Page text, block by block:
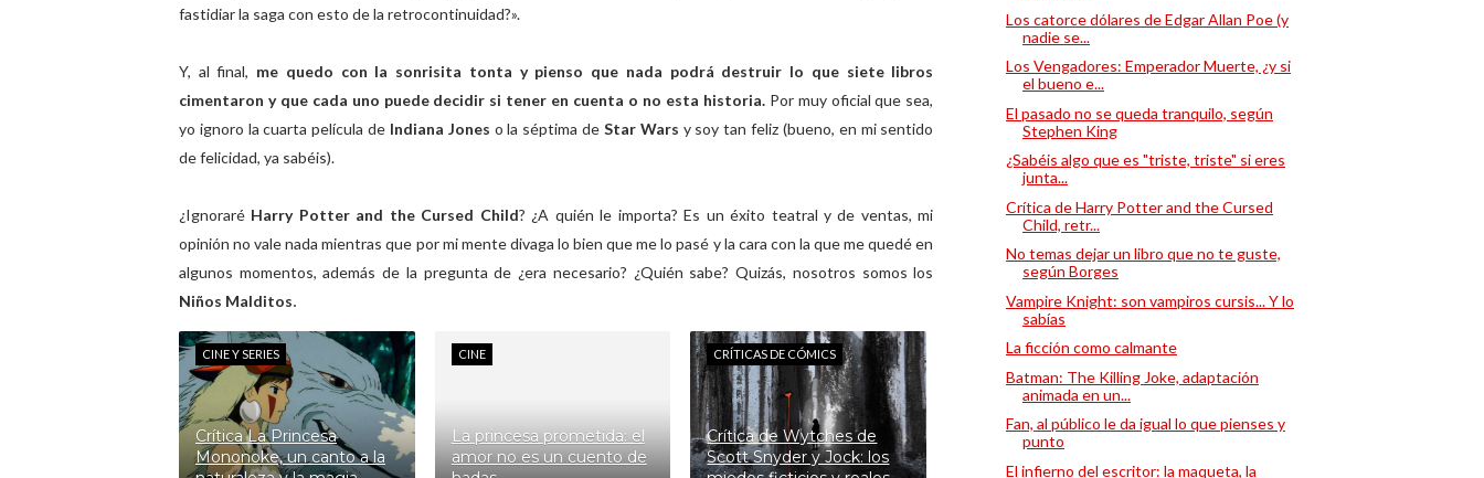
fastidiar la saga con esto de la retrocontinuidad?».
Y, al final, me quedo con la sonrisita tonta y pienso que nada podrá destruir lo que siete libros
cimentaron y que cada uno puede decidir si tener en cuenta o no esta historia.Por muy oficial que sea,
yo ignoro la cuarta película de Indiana Jones o la séptima de Star Wars y soy tan feliz (bueno, en mi sentido
de felicidad, ya sabéis).
¿Ignoraré Harry Potter and the Cursed Child? ¿A quién le importa? Es un éxito teatral y de ventas, mi
opinión no vale nada mientras que por mi mente divaga lo bien que me lo pasé y la cara con la que me quedé en
algunos momentos, además de la pregunta de ¿era necesario? ¿Quién sabe? Quizás, nosotros somos los
Niños Malditos.
CINE Y SERIES
Crítica La Princesa
Mononoke, un canto a la
CINE
La princesa prometida: el
amor no es un cuento de
CRÍTICAS DE CÓMICS
Crítica de Wytches de
Scott Snyder y Jock: los
Los catorce dólares de Edgar Allan Poe (y
nadie se...
Los Vengadores: Emperador Muerte, ¿y si
el bueno e...
El pasado no se queda tranquilo, según
Stephen King
¿Sabéis algo que es "triste, triste" si eres
junta...
Crítica de Harry Potter and the Cursed
Child, retr...
No temas dejar un libro que no te guste,
según Borges
Vampire Knight: son vampiros cursis... Y lo
sabías
La ficción como calmante
Batman: The Killing Joke, adaptación
animada en un...
Fan, al público le da igual lo que pienses y
punto
El infierno del escritor: la maqueta, la